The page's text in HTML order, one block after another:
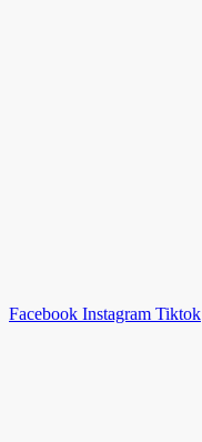
Facebook Instagram Tiktok